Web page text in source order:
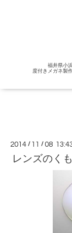
福井県小
度付きメガネ製
2014 / 11 /08
レンズのく